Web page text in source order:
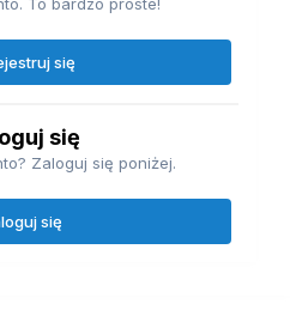
To bardzo proste!
się
się
Zaloguj się poniżej.
się